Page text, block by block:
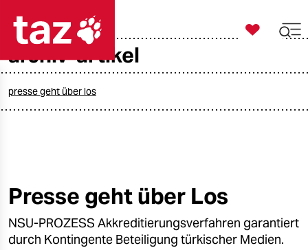
öko
gesellschaft

taz zahl ich
archiv-artikel
presse geht über los
Presse geht über Los
NSU-PROZESS Akkreditierungsverfahren garantiert
durch Kontingente Beteiligung türkischer Medien.